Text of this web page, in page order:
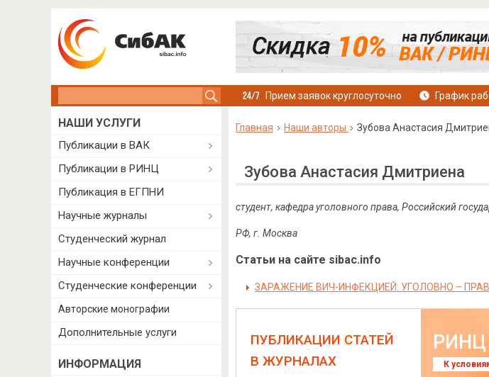
Прием заявок круглосуточно График
Главная Наши авторы Зубова Анастасия
Зубова Анастасия Дмитриена
студент, кафедра уголовного права, Российский
РФ, г. Москва
Статьи на сайте sibac.info
ЗАРАЖЕНИЕ ВИЧ-ИНФЕКЦИЕЙ: УГОЛОВНО –
ПУБЛИКАЦИИ СТАТЕЙ
В ЖУРНАЛАХ
РИНЦ
К
НАШИ УСЛУГИ
Публикации в ВАК
Публикации в РИНЦ
Публикация в ЕГПНИ
Научные журналы
Студенческий журнал
Научные конференции
Студенческие конференции
Авторские монографии
Дополнительные услуги
ИНФОРМАЦИЯ